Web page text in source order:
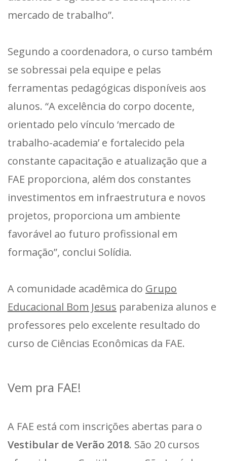
mercado de trabalho”.
Segundo a coordenadora, o curso também
se sobressai pela equipe e pelas
ferramentas pedagógicas disponíveis aos
alunos. “A excelência do corpo docente,
orientado pelo vínculo ‘mercado de
trabalho-academia’ e fortalecido pela
constante capacitação e atualização que a
FAE proporciona, além dos constantes
investimentos em infraestrutura e novos
projetos, proporciona um ambiente
favorável ao futuro profissional em
formação”, conclui Solídia.
A comunidade acadêmica do Grupo
Educacional Bom Jesus parabeniza alunos e
professores pelo excelente resultado do
curso de Ciências Econômicas da FAE.
Vem pra FAE!
A FAE está com inscrições abertas para o
Vestibular de Verão 2018. São 20 cursos